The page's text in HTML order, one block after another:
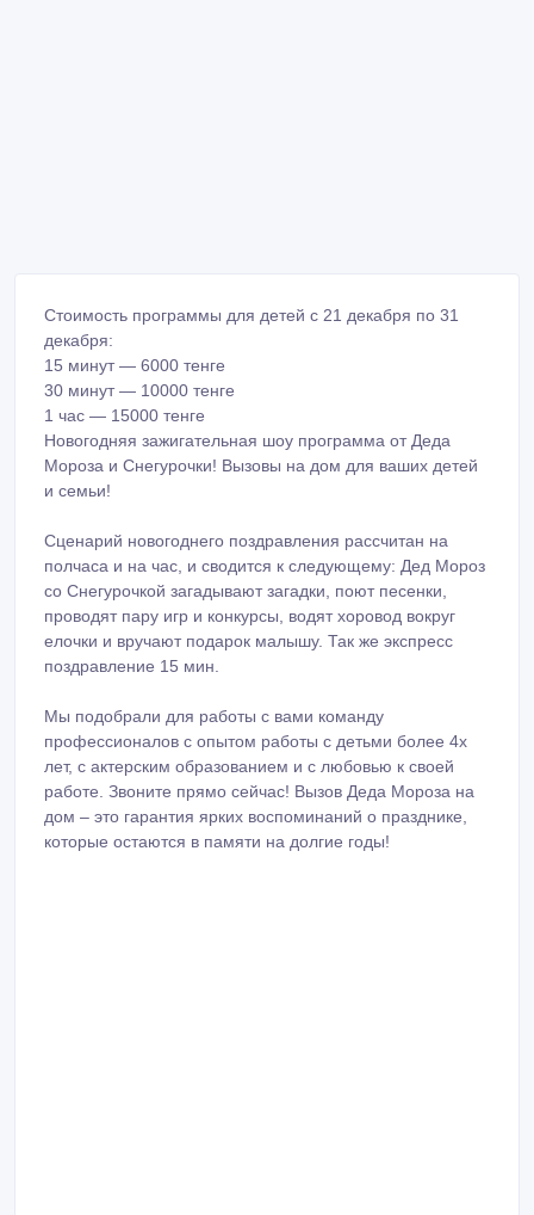
Стоимость программы для детей с 21 декабря по 31
декабря:
15 минут ― 6000 тенге
30 минут ― 10000 тенге
1 час ― 15000 тенге
Новогодняя зажигательная шоу программа от Деда
Мороза и Снегурочки! Вызовы на дом для ваших детей
и семьи!
Сценарий новогоднего поздравления рассчитан на
полчаса и на час, и сводится к следующему: Дед Мороз
со Снегурочкой загадывают загадки, поют песенки,
проводят пару игр и конкурсы, водят хоровод вокруг
елочки и вручают подарок малышу. Так же экспресс
поздравление 15 мин.
Мы подобрали для работы с вами команду
профессионалов с опытом работы с детьми более 4х
лет, с актерским образованием и с любовью к своей
работе. Звоните прямо сейчас! Вызов Деда Мороза на
дом – это гарантия ярких воспоминаний о празднике,
которые остаются в памяти на долгие годы!